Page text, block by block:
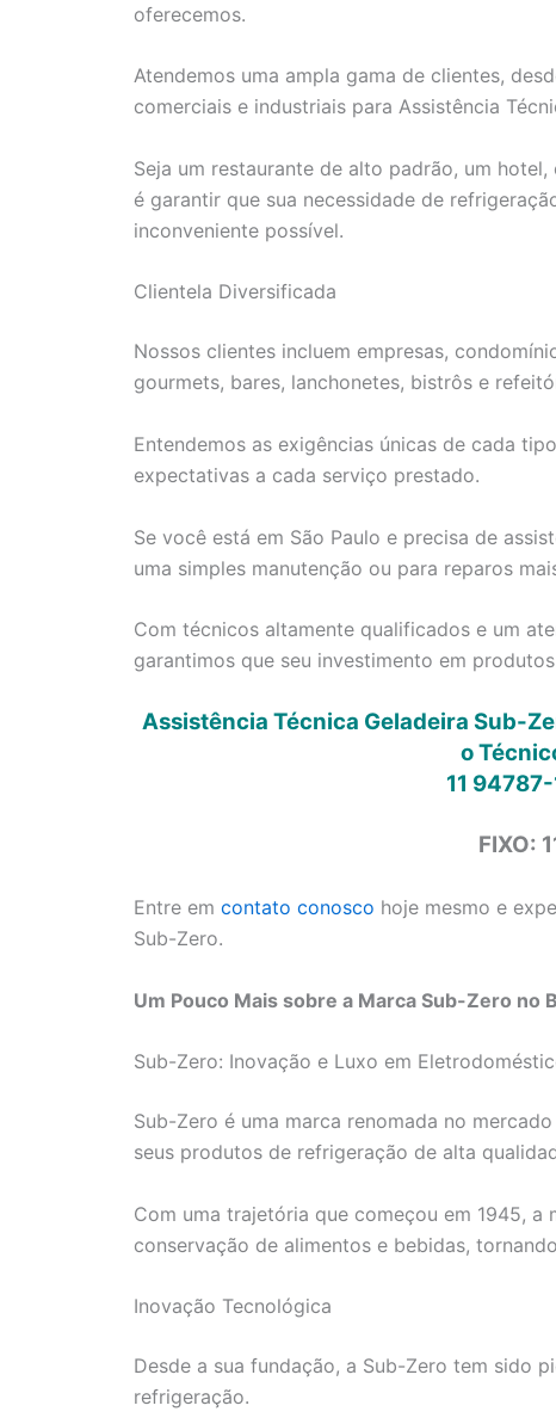
oferecemos.
Atendemos uma ampla gama de clientes,
comerciais e industriais para Assistência
Seja um restaurante de alto padrão, um
é garantir que sua necessidade de
inconveniente possível.
Clientela Diversificada
Nossos clientes incluem empresas,
gourmets, bares, lanchonetes, bistrôs e
Entendemos as exigências únicas de cada
expectativas a cada serviço prestado.
Se você está em São Paulo e precisa de
uma simples manutenção ou para reparos
Com técnicos altamente qualificados e um
garantimos que seu investimento em
Assistência Técnica Geladeira Sub-
o
11
FIXO:
Entre em contato conosco hoje mesmo e
Sub-Zero.
Um Pouco Mais sobre a Marca Sub-Zero no
Sub-Zero: Inovação e Luxo em
Sub-Zero é uma marca renomada no
seus produtos de refrigeração de alta
Com uma trajetória que começou em 1945,
conservação de alimentos e bebidas,
Inovação Tecnológica
Desde a sua fundação, a Sub-Zero tem sido
refrigeração.